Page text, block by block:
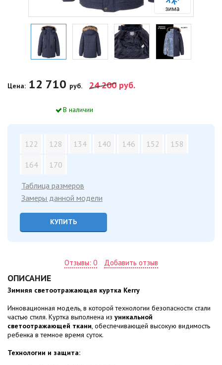
Цена: 12 710 руб. 24 200 руб.
В наличии
122 128 134 140 146 152 158
164 170
Таблица размеров
Замеры данной модели
КУПИТЬ
Отзывы: 0 Добавить отзыв
ОПИСАНИЕ
Зимняя светоотражающая куртка Kerry
Инновационная модель, в которой технологии безопасности стали
частью стиля. Куртка выполнена из уникальной
светоотражающей ткани, обеспечивающей высокую видимость
ребенка в темное время суток.
Технологии и защита: